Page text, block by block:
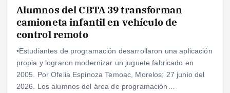
Alumnos del CBTA 39 transforman
camioneta infantil en vehículo de
control remoto
•Estudiantes de programación desarrollaron una aplicación
propia y lograron modernizar un juguete fabricado en
2005. Por Ofelia Espinoza Temoac, Morelos; 27 junio del
2026. Los alumnos del área de programación…